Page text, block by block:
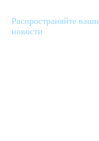
Распространяйте ваши
новости